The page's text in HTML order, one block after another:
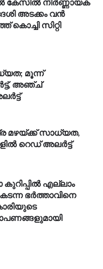
അടക്കം വൻ
സിറ്റി
മൂന്ന്
അഞ്ച്
മ​ഴ​യ്ക്ക് സാ​ധ്യ​ത,
റെ​ഡ് അ​ലർ​ട്ട്
എല്ലാം
ഭർത്താവിനെ